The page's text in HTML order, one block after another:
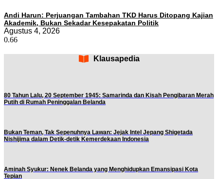
Andi Harun: Perjuangan Tambahan TKD Harus Ditopang Kajian
Akademik, Bukan Sekadar Kesepakatan Politik
Agustus 4, 2026
Klausapedia
80 Tahun Lalu, 20 September 1945: Samarinda dan Kisah Pengibaran Merah
Putih di Rumah Peninggalan Belanda
Bukan Teman, Tak Sepenuhnya Lawan: Jejak Intel Jepang Shigetada
Nishijima dalam Detik-detik Kemerdekaan Indonesia
Aminah Syukur: Nenek Belanda yang Menghidupkan Emansipasi Kota
Tepian